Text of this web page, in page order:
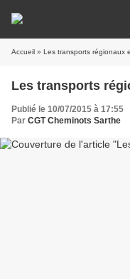
Accueil » Les transports régionaux
Les transports
Publié le 10/07/2015 à 17:55
Par CGT Cheminots Sarthe